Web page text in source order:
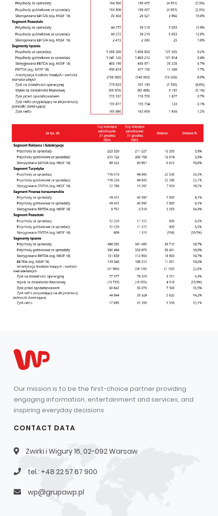
Our mission is to be the first-choice partner providing
engaging information, entertainment and services, and
inspiring everyday decisions
CONTACT DATA
Żwirki i Wigury 16, 02-092 Warsaw
tel.: +48 22 57 67 900
wp@grupawp.pl